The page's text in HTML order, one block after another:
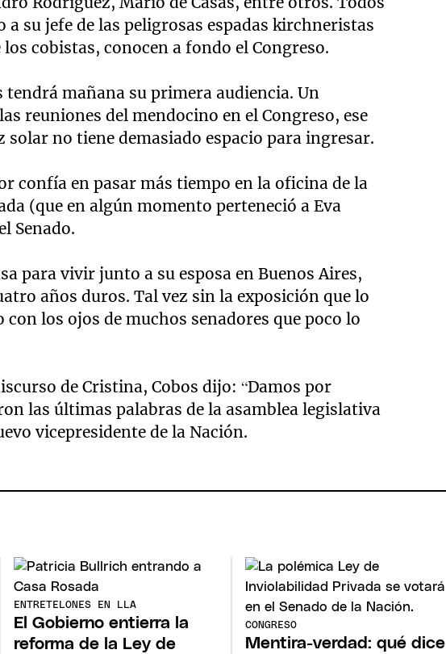
su jefe de las peligrosas espadas kirchneristas
cobistas, conocen a fondo el Congreso.
tendrá mañana su primera audiencia. Un
reuniones del mendocino en el Congreso, ese
no tiene demasiado espacio para ingresar.
confía en pasar más tiempo en la oficina de la
(que en algún momento perteneció a Eva
Senado.
para vivir junto a su esposa en Buenos Aires,
años duros. Tal vez sin la exposición que lo
los ojos de muchos senadores que poco lo
de Cristina, Cobos dijo: “Damos por
las últimas palabras de la asamblea legislativa
vicepresidente de la Nación.
ENTRETELONES EN LLA
El Gobierno entierra la
reforma de la Ley de
CONGRESO
Mentira-verdad: qué dice